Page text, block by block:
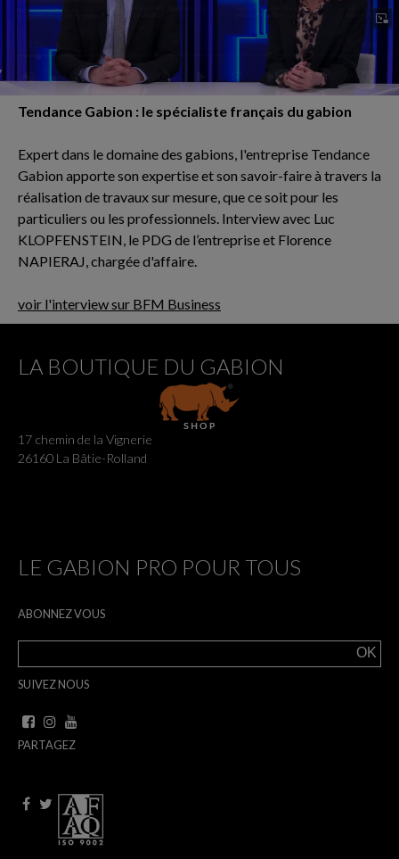
Tendance Gabion : le spécialiste français du gabion
Expert dans le domaine des gabions, l'entreprise Tendance
Gabion apporte son expertise et son savoir-faire à travers la
réalisation de travaux sur mesure, que ce soit pour les
particuliers ou les professionnels. Interview avec Luc
KLOPFENSTEIN, le PDG de l’entreprise et Florence
NAPIERAJ, chargée d'affaire.
voir l'interview sur BFM Business
LA BOUTIQUE DU GABION
17 chemin de la Vignerie
26160 La Bâtie-Rolland
LE GABION PRO POUR TOUS
ABONNEZ VOUS
SUIVEZ NOUS
PARTAGEZ